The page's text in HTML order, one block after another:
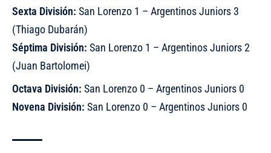
Sexta División: San Lorenzo 1 – Argentinos Juniors 3
(Thiago Dubarán)
Séptima División: San Lorenzo 1 – Argentinos Juniors 2
(Juan Bartolomei)
Octava División: San Lorenzo 0 – Argentinos Juniors 0
Novena División: San Lorenzo 0 – Argentinos Juniors 0